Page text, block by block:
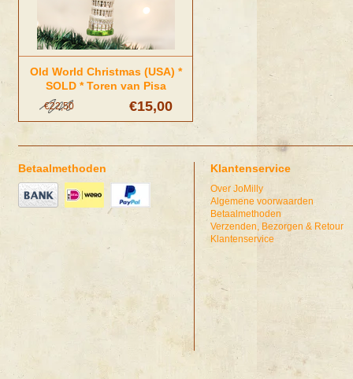
Old World Christmas (USA) *
SOLD * Toren van Pisa
Kerstornament | Old World
Christmas€15,00
€22,50
Betaalmethoden Klantenservice
Over JoMilly
Algemene voorwaarden
Betaalmethoden
Verzenden, Bezorgen & Retour
Klantenservice